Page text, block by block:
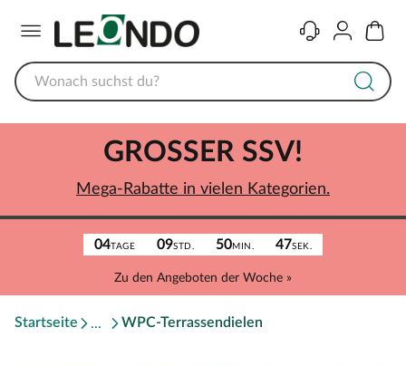
KontaktKonto
04TAGE 09STD. 50MIN. 47SEK.
Zu den Angeboten der Woche »
GROSSER SSV!
Mega-Rabatte in vielen Kategorien.
Startseite WPC-Terrassendielen